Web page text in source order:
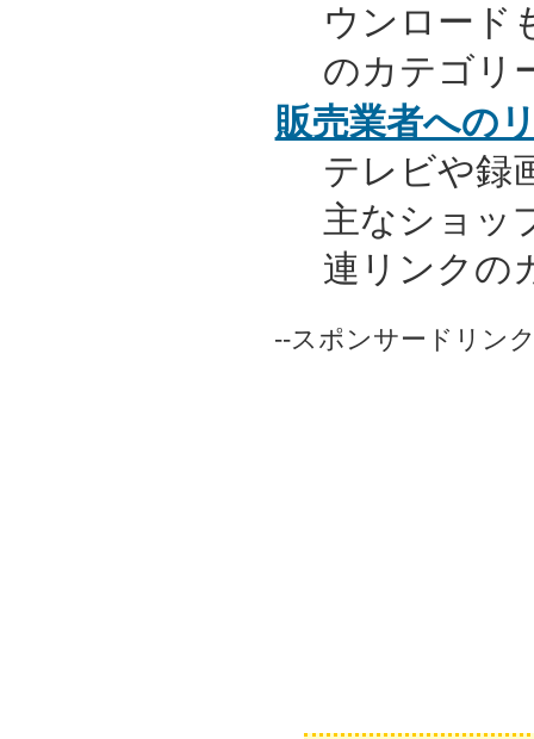
ウンロード
のカテゴリ
販売業者への
テレビや録
主なショッ
連リンクの
--スポンサードリン